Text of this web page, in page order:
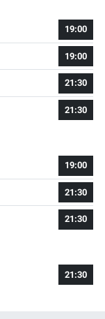
19:00
19:00
21:30
21:30
19:00
21:30
21:30
21:30